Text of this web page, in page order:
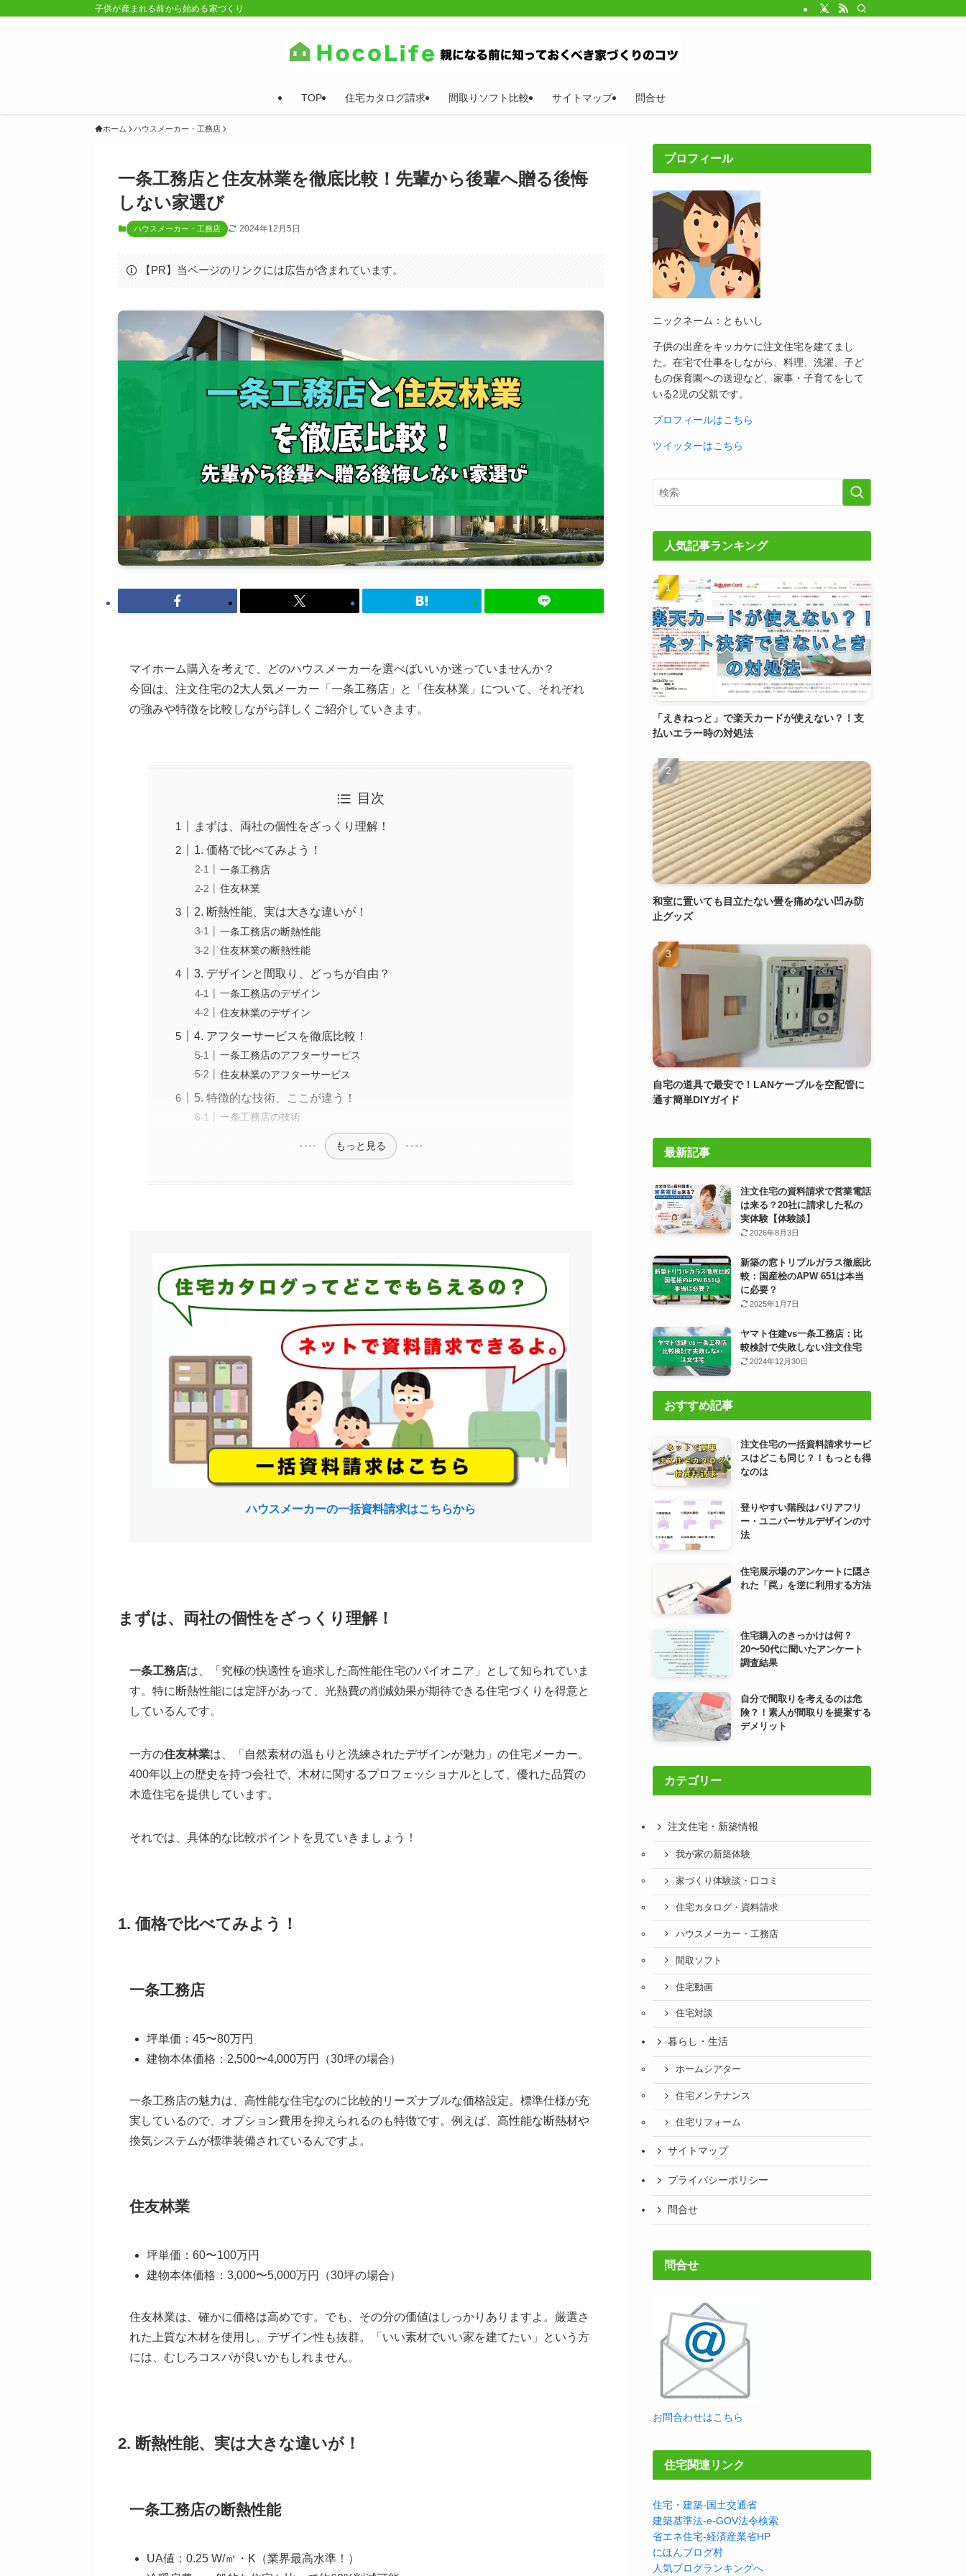
子供が産まれる前から始める家づくり
TOP 住宅カタログ請求 間取りソフト比較 サイトマップ 問合せ
ホーム ハウスメーカー・工務店
一条工務店と住友林業を徹底比較！先輩から後輩へ贈る後悔
しない家選び
ハウスメーカー・工務店 2024年12月5日
【PR】当ページのリンクには広告が含まれています。
マイホーム購入を考えて、どのハウスメーカーを選べばいいか迷っていませんか？
今回は、注文住宅の2大人気メーカー「一条工務店」と「住友林業」について、それぞれ
の強みや特徴を比較しながら詳しくご紹介していきます。
目次
まずは、両社の個性をざっくり理解！
1. 価格で比べてみよう！
一条工務店
住友林業
2. 断熱性能、実は大きな違いが！
一条工務店の断熱性能
住友林業の断熱性能
3. デザインと間取り、どっちが自由？
一条工務店のデザイン
住友林業のデザイン
4. アフターサービスを徹底比較！
一条工務店のアフターサービス
住友林業のアフターサービス
5. 特徴的な技術、ここが違う！
一条工務店の技術
もっと見る
ハウスメーカーの一括資料請求はこちらから
まずは、両社の個性をざっくり理解！
一条工務店は、「究極の快適性を追求した高性能住宅のパイオニア」として知られていま
す。特に断熱性能には定評があって、光熱費の削減効果が期待できる住宅づくりを得意と
しているんです。
一方の住友林業は、「自然素材の温もりと洗練されたデザインが魅力」の住宅メーカー。
400年以上の歴史を持つ会社で、木材に関するプロフェッショナルとして、優れた品質の
木造住宅を提供しています。
それでは、具体的な比較ポイントを見ていきましょう！
1. 価格で比べてみよう！
一条工務店
坪単価：45〜80万円
建物本体価格：2,500〜4,000万円（30坪の場合）
一条工務店の魅力は、高性能な住宅なのに比較的リーズナブルな価格設定。標準仕様が充
実しているので、オプション費用を抑えられるのも特徴です。例えば、高性能な断熱材や
換気システムが標準装備されているんですよ。
住友林業
坪単価：60〜100万円
建物本体価格：3,000〜5,000万円（30坪の場合）
住友林業は、確かに価格は高めです。でも、その分の価値はしっかりありますよ。厳選さ
れた上質な木材を使用し、デザイン性も抜群。「いい素材でいい家を建てたい」という方
には、むしろコスパが良いかもしれません。
2. 断熱性能、実は大きな違いが！
一条工務店の断熱性能
UA値：0.25 W/㎡・K（業界最高水準！）
プロフィール
ニックネーム：ともいし
子供の出産をキッカケに注文住宅を建てまし
た。在宅で仕事をしながら、料理、洗濯、子ど
もの保育園への送迎など、家事・子育てをして
いる2児の父親です。
プロフィールはこちら
ツイッターはこちら
人気記事ランキング
「えきねっと」で楽天カードが使えない？！支
払いエラー時の対処法
和室に置いても目立たない畳を痛めない凹み防
止グッズ
自宅の道具で最安で！LANケーブルを空配管に
通す簡単DIYガイド
最新記事
注文住宅の資料請求で営業電話
は来る？20社に請求した私の
実体験【体験談】
2026年8月3日
新築の窓トリプルガラス徹底比
較：国産桧のAPW 651は本当
に必要？
2025年1月7日
ヤマト住建vs一条工務店：比
較検討で失敗しない注文住宅
2024年12月30日
おすすめ記事
注文住宅の一括資料請求サービ
スはどこも同じ？！もっとも得
なのは
登りやすい階段はバリアフリ
ー・ユニバーサルデザインの寸
法
住宅展示場のアンケートに隠さ
れた「罠」を逆に利用する方法
住宅購入のきっかけは何？
20〜50代に聞いたアンケート
調査結果
自分で間取りを考えるのは危
険？！素人が間取りを提案する
デメリット
カテゴリー
注文住宅・新築情報
我が家の新築体験
家づくり体験談・口コミ
住宅カタログ・資料請求
ハウスメーカー・工務店
間取ソフト
住宅動画
住宅対談
暮らし・生活
ホームシアター
住宅メンテナンス
住宅リフォーム
サイトマップ
プライバシーポリシー
問合せ
問合せ
お問合わせはこちら
住宅関連リンク
住宅・建築-国土交通省
建築基準法-e-GOV法令検索
省エネ住宅-経済産業省HP
にほんブログ村
人気ブログランキングへ